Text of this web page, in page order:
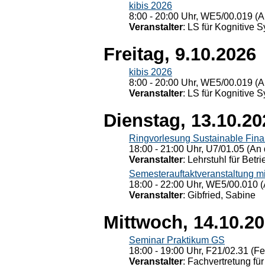
kibis 2026
8:00 - 20:00 Uhr, WE5/00.019
Veranstalter: LS für Kognitive
Freitag, 9.10.2026
kibis 2026
8:00 - 20:00 Uhr, WE5/00.019
Veranstalter: LS für Kognitive
Dienstag,
Ringvorlesung Sustainable
18:00 - 21:00 Uhr, U7/01.05
Veranstalter: Lehrstuhl für
Semesterauftaktveranstaltung
18:00 - 22:00 Uhr, WE5/00.010
Veranstalter: Gibfried, Sabine
Mittwoch,
Seminar Praktikum GS
18:00 - 19:00 Uhr, F21/02.31
Veranstalter: Fachvertretung